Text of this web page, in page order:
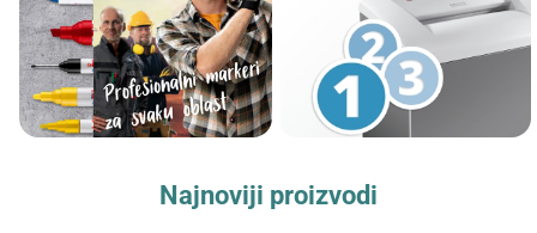
Najnoviji proizvodi